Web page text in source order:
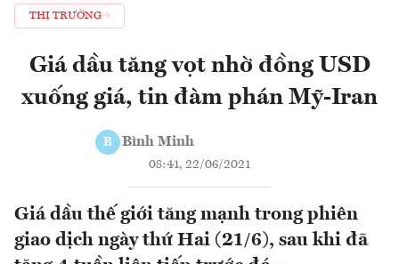
THỊ TRƯỜNG
Giá dầu tăng vọt nhờ đồng USD
xuống giá, tin đàm phán Mỹ-Iran
B Bình Minh
08:41, 22/06/2021
Giá dầu thế giới tăng mạnh trong phiên
giao dịch ngày thứ Hai (21/6), sau khi đã